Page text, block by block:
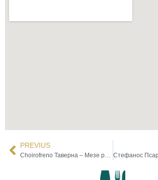
PREVIUS
Choirofreno Таверна – Мезе ресторант